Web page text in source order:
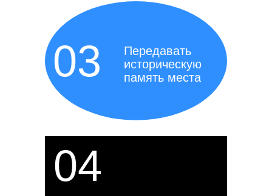
Передавать
историческую
память места
03
04